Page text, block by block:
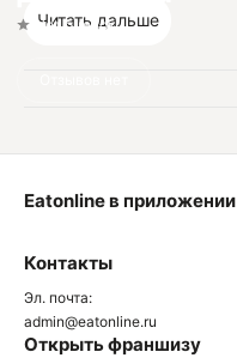
Нет оценок
Читать дальше
Контакты
Эл. почта:
admin@eatonline.ru
Открыть франшизу
Eatonline в приложении